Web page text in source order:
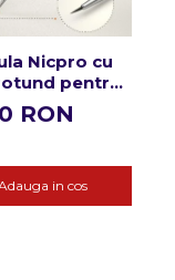
Nicpro cu
pentru
fine 3/0
RON
in cos